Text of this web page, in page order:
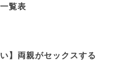
覧表
い】両親がセックスする